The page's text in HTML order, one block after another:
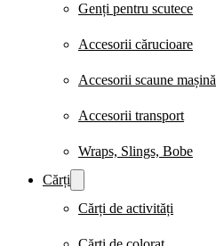
Genți pentru scutece
Accesorii cărucioare
Accesorii scaune mașină
Accesorii transport
Wraps, Slings, Bobe
Cărți
Cărți de activități